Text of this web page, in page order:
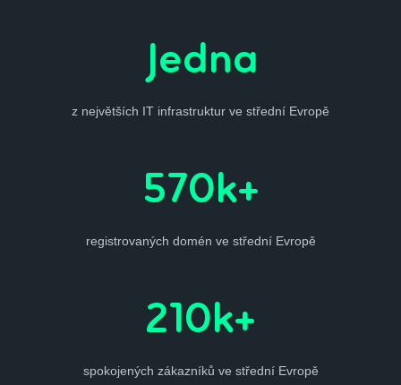
Jedna
z největších IT infrastruktur ve střední Evropě
570k+
registrovaných domén ve střední Evropě
210k+
spokojených zákazníků ve střední Evropě